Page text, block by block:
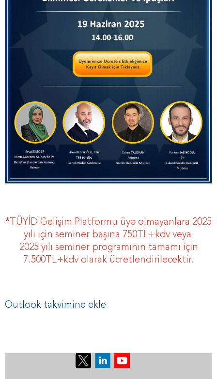
*TÜYİD Gelişim Platformu üye olmayanlara 2025
yılı için seminer başına 750TL+kdv veya
2025 yılı seminer programının tamamı için
7.500TL+kdv olarak ücretlendirilecektir.
Outlook takvimine ekle